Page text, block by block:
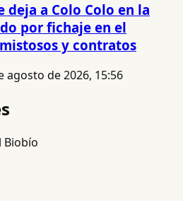
deja a Colo Colo en la
por fichaje en el
y contratos
agosto de 2026, 15:56
Biobío